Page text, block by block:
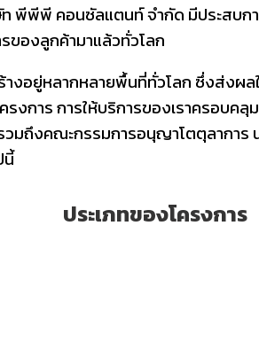
พีพีพี คอนซัลแตนท์ จำกัด มีประสบก
ของลูกค้ามาแล้วทั่วโลก
งอยู่หลากหลายพื้นที่ทั่วโลก ซึ่งส่งผล
การ การให้บริการของเราครอบค
วมถึงคณะกรรมการอนุญาโตตุลากา
นี้
ประเภทของโครงการ